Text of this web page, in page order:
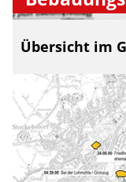
Übersicht im